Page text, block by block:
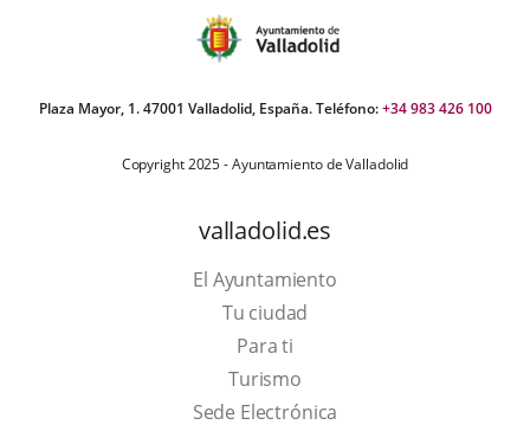
Plaza Mayor, 1. 47001 Valladolid, España. Teléfono:+34 983 426 100
Copyright 2025 - Ayuntamiento de Valladolid
valladolid.es
El Ayuntamiento
Tu ciudad
Para ti
TurismoThis
link
Sede Electrónica